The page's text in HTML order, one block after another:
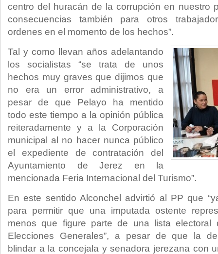
centro del huracán de la corrupción en nuestro
consecuencias también para otros
ordenes en el momento de los hechos”.
Tal y como llevan años adelantando
los socialistas “se trata de unos
hechos muy graves que dijimos que
no era un error administrativo, a
pesar de que Pelayo ha mentido
todo este tiempo a la opinión pública
reiteradamente y a la Corporación
municipal al no hacer nunca público
el expediente de contratación del
Ayuntamiento de Jerez en la
mencionada Feria Internacional del Turismo”.
En este sentido Alconchel advirtió al PP que
para permitir que una imputada ostente
menos que figure parte de una lista
Elecciones Generales”, a pesar de que la
blindar a la concejala y senadora jerezana con